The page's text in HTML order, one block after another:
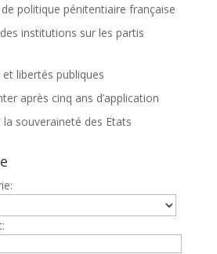
de politique pénitentiaire française
des institutions sur les partis
et libertés publiques
après cinq ans d’application
la souveraineté des Etats